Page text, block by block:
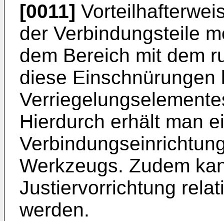
[0011]
der Verbindungsteile
dem Bereich mit dem
diese Einschnürungen
Hierdurch erhält man
Werkzeugs. Zudem
Justiervorrichtung
werden.